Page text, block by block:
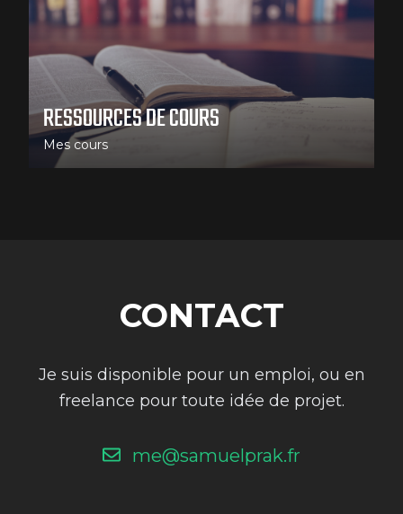
RESSOURCES DE COURS
Mes cours
CONTACT
Je suis disponible pour un emploi, ou en
freelance pour toute idée de projet.
me@samuelprak.fr